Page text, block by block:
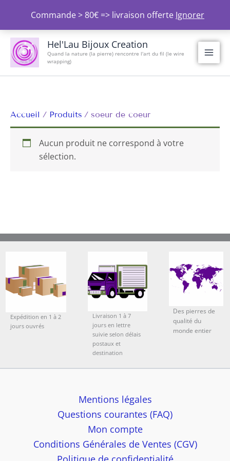
Commande > 80€ => livraison offerte Ignorer
contenu
Hel'Lau Bijoux Creation
Quand la nature (la pierre) rencontre l'art du fil (le wire
wrapping)
Accueil Produits soeur de coeur
Aucun produit ne correspond à votre
sélection.
Expédition en 1 à 2
jours ouvrés
Livraison 1 à 7
jours en lettre
suivie selon délais
postaux et
destination
Des pierres de
qualité du
monde entier
Mentions légales
Questions courantes (FAQ)
Mon compte
Conditions Générales de Ventes (CGV)